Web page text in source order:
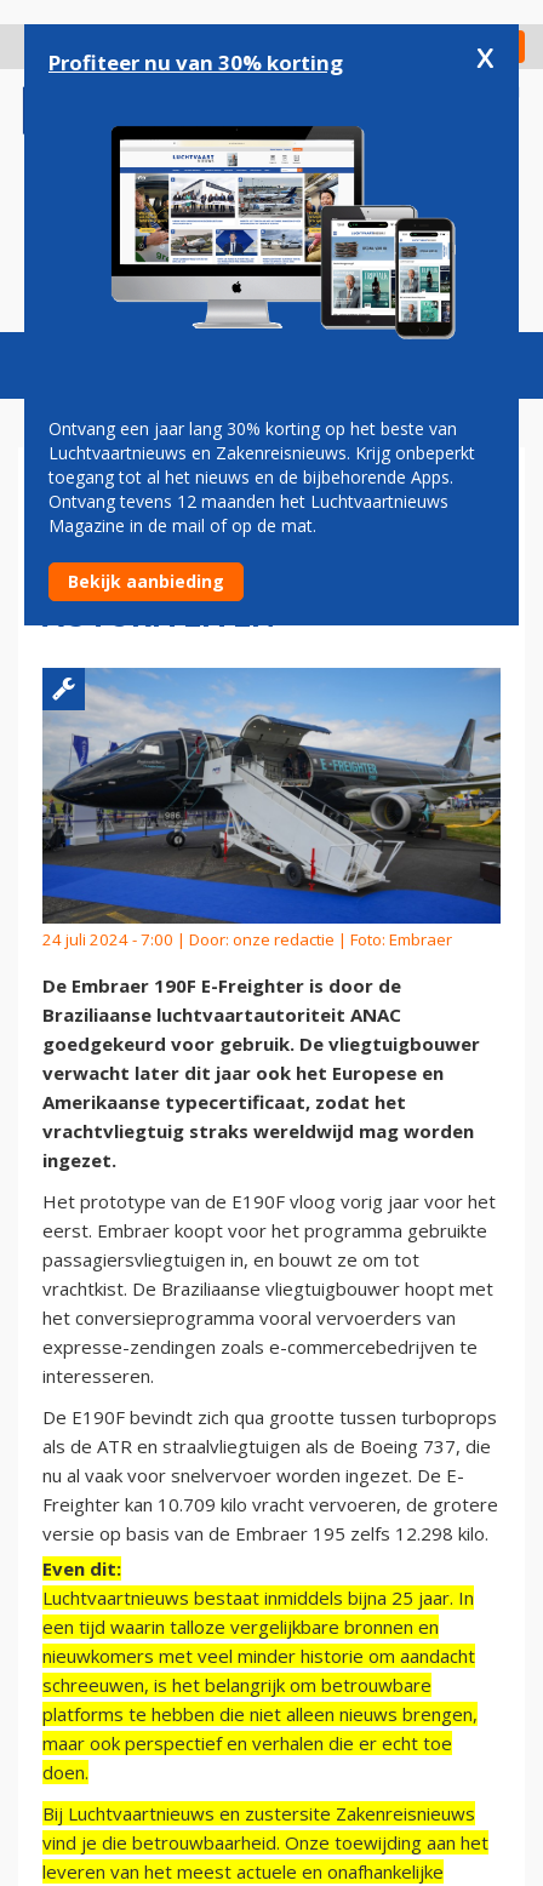
gaan
Check in
Magazine Podcasts Vacatures
EMBRAER 190F E-FREIGHTER
GOEDGEKEURD DOOR
BRAZILIAANSE
AUTORITEITEN
24 juli 2024 - 7:00 | Door: onze redactie | Foto: Embraer
De Embraer 190F E-Freighter is door de
Braziliaanse luchtvaartautoriteit ANAC
goedgekeurd voor gebruik. De vliegtuigbouwer
verwacht later dit jaar ook het Europese en
Amerikaanse typecertificaat, zodat het
vrachtvliegtuig straks wereldwijd mag worden
ingezet.
Het prototype van de E190F vloog vorig jaar voor het
eerst. Embraer koopt voor het programma gebruikte
passagiersvliegtuigen in, en bouwt ze om tot
vrachtkist. De Braziliaanse vliegtuigbouwer hoopt met
het conversieprogramma vooral vervoerders van
expresse-zendingen zoals e-commercebedrijven te
interesseren.
De E190F bevindt zich qua grootte tussen turboprops
als de ATR en straalvliegtuigen als de Boeing 737, die
nu al vaak voor snelvervoer worden ingezet. De E-
Freighter kan 10.709 kilo vracht vervoeren, de grotere
versie op basis van de Embraer 195 zelfs 12.298 kilo.
Even dit:
Luchtvaartnieuws bestaat inmiddels bijna 25 jaar. In
een tijd waarin talloze vergelijkbare bronnen en
nieuwkomers met veel minder historie om aandacht
schreeuwen, is het belangrijk om betrouwbare
platforms te hebben die niet alleen nieuws brengen,
maar ook perspectief en verhalen die er echt toe
doen.
Bij Luchtvaartnieuws en zustersite Zakenreisnieuws
vind je die betrouwbaarheid. Onze toewijding aan het
leveren van het meest actuele en onafhankelijke
Profiteer nu van 30% korting x
Ontvang een jaar lang 30% korting op het beste van
Luchtvaartnieuws en Zakenreisnieuws. Krijg onbeperkt
toegang tot al het nieuws en de bijbehorende Apps.
Ontvang tevens 12 maanden het Luchtvaartnieuws
Magazine in de mail of op de mat.
Bekijk aanbieding